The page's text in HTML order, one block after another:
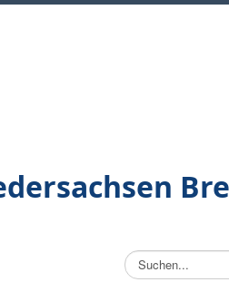
Suchen...